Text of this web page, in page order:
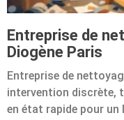
Entreprise de
Diogène Paris
Entreprise de
intervention discrète,
en état rapide pour un